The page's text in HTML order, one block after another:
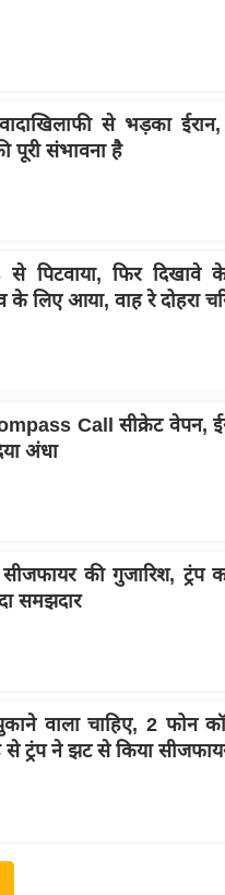
से भड़का
संभावना है
पिटवाया, फिर दिखावे
लिए आया, वाह रे दोहरा
Call सीक्रेट वेपन,
अंधा
सीजफायर की गुजारिश, ट्रंप
समझदार
वाला चाहिए, 2 फोन
ट्रंप ने झट से किया